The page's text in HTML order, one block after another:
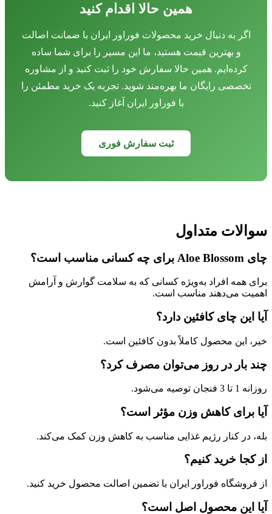
همین حالا اقدام کنید
اگر به دنبال خرید محصولات فوراور ایران با ضمانت اصالت
و بهترین قیمت هستید، ما این مسیر را برای شما ساده
کرده‌ایم. همین حالا سفارش خود را ثبت کنید و از مشاوره
تخصصی رایگان ما بهره‌مند شوید. تجربه یک خرید مطمئن را
با فوراور ایران آغاز کنید.
ثبت سفارش فوری
سوالات متداول
چای Aloe Blossom برای چه کسانی مناسب است؟
برای همه افراد به‌ویژه کسانی که به سلامت گوارش و آرامش
اهمیت می‌دهند مناسب است.
آیا این چای کافئین دارد؟
خیر، این محصول کاملاً بدون کافئین است.
چند بار در روز می‌توان مصرف کرد؟
روزانه 1 تا 3 فنجان توصیه می‌شود.
آیا برای کاهش وزن مؤثر است؟
بله، در کنار رژیم غذایی مناسب به کاهش وزن کمک می‌کند.
از کجا خرید کنیم؟
از فروشگاه فوراور ایران با تضمین اصالت محصول خرید کنید.
آیا این محصول اصل است؟